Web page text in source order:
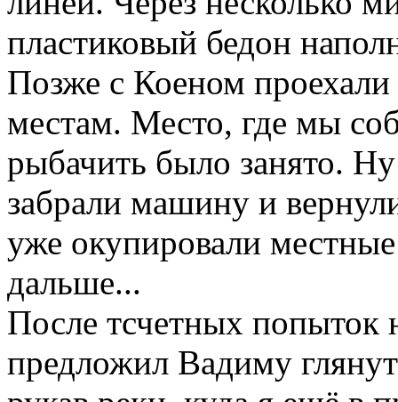
пластиковый бедон
Позже с Коеном
местам. Место, где мы
рыбачить было занято.
забрали машину и
уже окупировали
дальше...
После тсчетных попыток
предложил Вадиму